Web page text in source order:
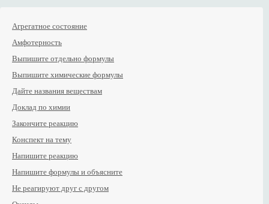
Агрегатное состояние
Амфотерность
Выпишите отдельно формулы
Выпишите химические формулы
Дайте названия веществам
Доклад по химии
Закончите реакцию
Конспект на тему
Напишите реакцию
Напишите формулы и объясните
Не реагируют друг с другом